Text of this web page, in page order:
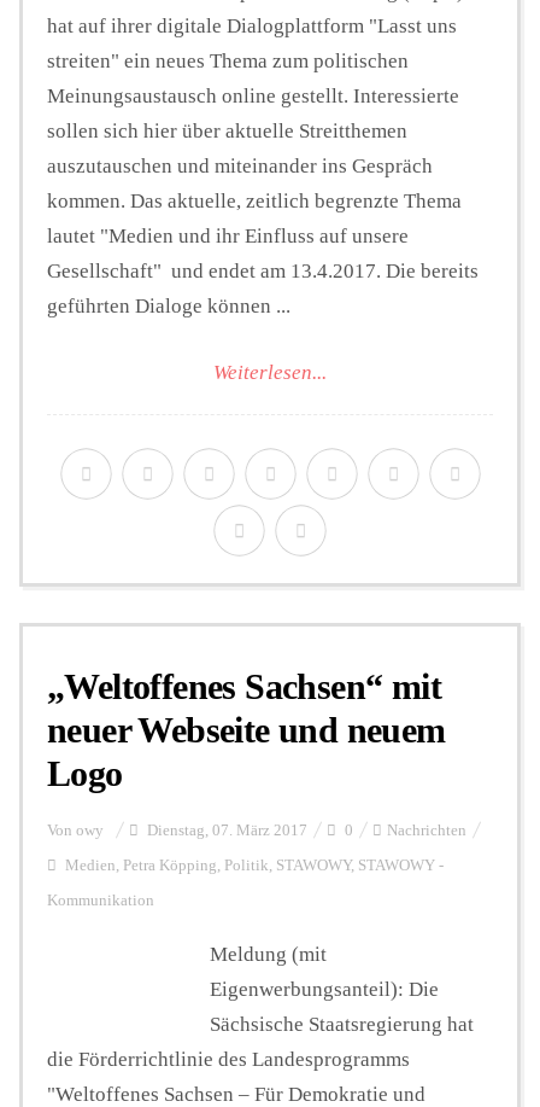
hat auf ihrer digitale Dialogplattform "Lasst uns
streiten" ein neues Thema zum politischen
Meinungsaustausch online gestellt. Interessierte
sollen sich hier über aktuelle Streitthemen
auszutauschen und miteinander ins Gespräch
kommen. Das aktuelle, zeitlich begrenzte Thema
lautet "Medien und ihr Einfluss auf unsere
Gesellschaft" und endet am 13.4.2017. Die bereits
geführten Dialoge können ...
Weiterlesen...
„Weltoffenes Sachsen“ mit
neuer Webseite und neuem
Logo
Von owy Dienstag, 07. März 2017 0 Nachrichten
Medien, Petra Köpping, Politik, STAWOWY, STAWOWY -
Kommunikation
Meldung (mit
Eigenwerbungsanteil): Die
Sächsische Staatsregierung hat
die Förderrichtlinie des Landesprogramms
"Weltoffenes Sachsen – Für Demokratie und